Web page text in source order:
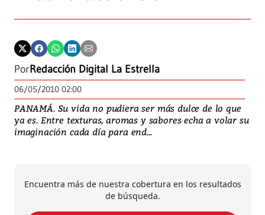
PorRedacción Digital La Estrella
06/05/2010 02:00
PANAMÁ. Su vida no pudiera ser más dulce de lo que
ya es. Entre texturas, aromas y sabores echa a volar su
imaginación cada día para end...
Encuentra más de nuestra cobertura en los resultados
de búsqueda.